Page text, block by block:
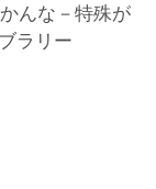
んな－特殊が
ラリー